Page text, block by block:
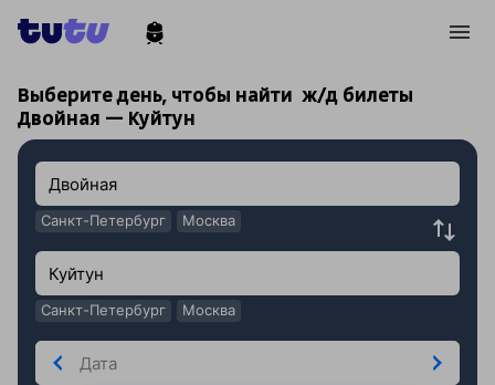
Выберите день, чтобы найти ж/д билеты
Двойная — Куйтун
Санкт-Петербург Москва
Санкт-Петербург Москва